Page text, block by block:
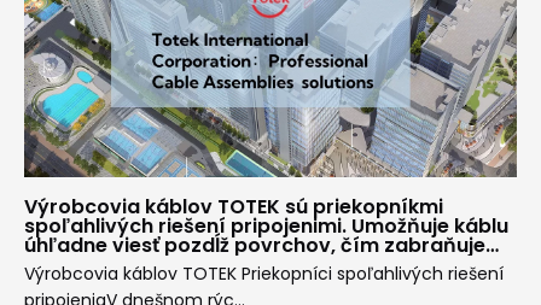
Výrobcovia káblov TOTEK sú priekopníkmi
spoľahlivých riešení pripojenimi. Umožňuje káblu
úhľadne viesť pozdĺž povrchov, čím zabraňuje
nepríjemným ohybom a znižuje namáhanie kábla.
To je užitočné najmä v oblastiach, kde je priestor
Výrobcovia káblov TOTEK Priekopníci spoľahlivých riešení
pripojeniaV dnešnom rýc...